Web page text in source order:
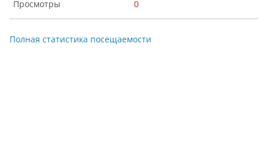
0
Полная статистика посещаемости